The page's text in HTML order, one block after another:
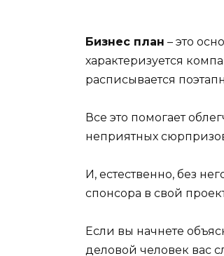
Бизнес план – это
характеризуется
расписывается
Все это помогает
неприятных
И, естественно, без
спонсора в свой
Если вы начнете
деловой человек вас